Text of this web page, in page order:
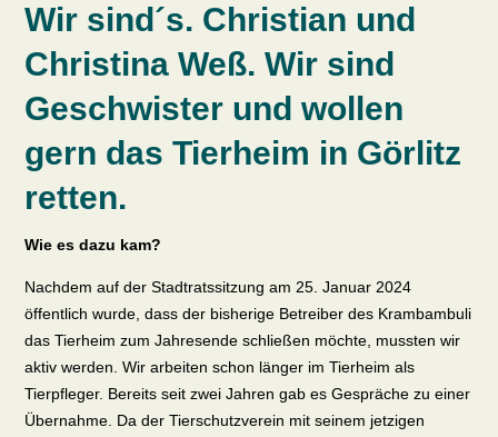
Wir sind´s. Christian und
Christina Weß. Wir sind
Geschwister und wollen
gern das Tierheim in Görlitz
retten.
Wie es dazu kam?
Nachdem auf der Stadtratssitzung am 25. Januar 2024
öffentlich wurde, dass der bisherige Betreiber des Krambambuli
das Tierheim zum Jahresende schließen möchte, mussten wir
aktiv werden. Wir arbeiten schon länger im Tierheim als
Tierpfleger. Bereits seit zwei Jahren gab es Gespräche zu einer
Übernahme. Da der Tierschutzverein mit seinem jetzigen